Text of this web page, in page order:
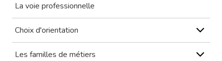
La voie professionnelle
Choix d'orientation
Les familles de métiers